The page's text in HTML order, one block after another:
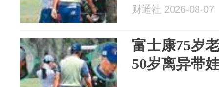
财通社 2026-08-07
富士康75岁
50岁离异带